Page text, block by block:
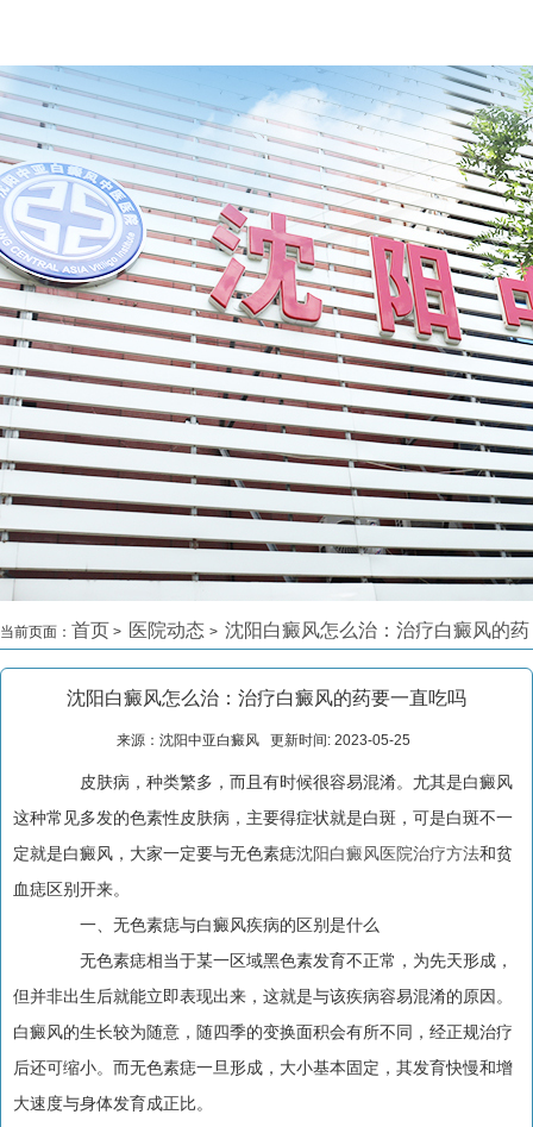
当前页面： 首页 > 医院动态 > 沈阳白癜风怎么治：治疗白癜风的药
要一直吃吗>
沈阳白癜风怎么治：治疗白癜风的药要一直吃吗
来源：沈阳中亚白癜风 更新时间: 2023-05-25
皮肤病，种类繁多，而且有时候很容易混淆。尤其是白癜风
这种常见多发的色素性皮肤病，主要得症状就是白斑，可是白斑不一
定就是白癜风，大家一定要与无色素痣沈阳白癜风医院治疗方法和贫
血痣区别开来。
一、无色素痣与白癜风疾病的区别是什么
无色素痣相当于某一区域黑色素发育不正常，为先天形成，
但并非出生后就能立即表现出来，这就是与该疾病容易混淆的原因。
白癜风的生长较为随意，随四季的变换面积会有所不同，经正规治疗
后还可缩小。而无色素痣一旦形成，大小基本固定，其发育快慢和增
大速度与身体发育成正比。